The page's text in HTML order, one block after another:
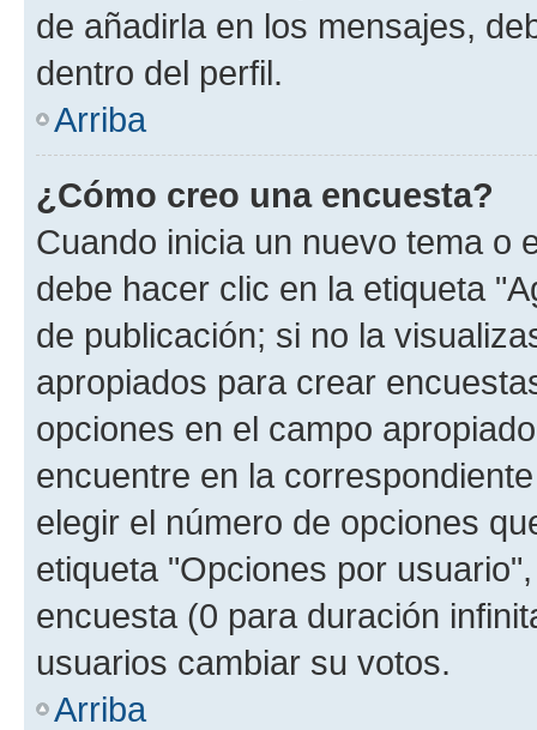
de añadirla en los mensajes,
dentro del perfil.
Arriba
¿Cómo creo una encuesta?
Cuando inicia un nuevo tema o
debe hacer clic en la etiqueta
de publicación; si no la
apropiados para crear
opciones en el campo
encuentre en la
elegir el número de opciones
etiqueta "Opciones por
encuesta (0 para duración
usuarios cambiar su votos.
Arriba